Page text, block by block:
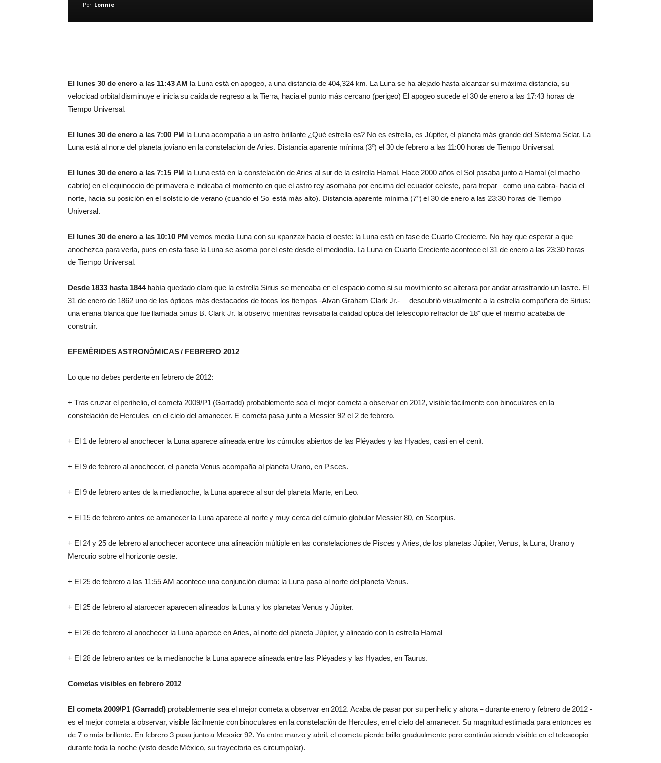
Por Lonnie
El lunes 30 de enero a las 11:43 AM la Luna está en apogeo, a una distancia de 404,324 km. La Luna se ha alejado hasta alcanzar su máxima distancia, su
velocidad orbital disminuye e inicia su caída de regreso a la Tierra, hacia el punto más cercano (perigeo) El apogeo sucede el 30 de enero a las 17:43 horas de
Tiempo Universal.
El lunes 30 de enero a las 7:00 PM la Luna acompaña a un astro brillante ¿Qué estrella es? No es estrella, es Júpiter, el planeta más grande del Sistema Solar. La
Luna está al norte del planeta joviano en la constelación de Aries. Distancia aparente mínima (3º) el 30 de febrero a las 11:00 horas de Tiempo Universal.
El lunes 30 de enero a las 7:15 PM la Luna está en la constelación de Aries al sur de la estrella Hamal. Hace 2000 años el Sol pasaba junto a Hamal (el macho
cabrío) en el equinoccio de primavera e indicaba el momento en que el astro rey asomaba por encima del ecuador celeste, para trepar –como una cabra- hacia el
norte, hacia su posición en el solsticio de verano (cuando el Sol está más alto). Distancia aparente mínima (7º) el 30 de enero a las 23:30 horas de Tiempo
Universal.
El lunes 30 de enero a las 10:10 PM vemos media Luna con su «panza» hacia el oeste: la Luna está en fase de Cuarto Creciente. No hay que esperar a que
anochezca para verla, pues en esta fase la Luna se asoma por el este desde el mediodía. La Luna en Cuarto Creciente acontece el 31 de enero a las 23:30 horas
de Tiempo Universal.
Desde 1833 hasta 1844había quedado claro que la estrella Sirius se meneaba en el espacio como si su movimiento se alterara por andar arrastrando un lastre. El
31 de enero de 1862 uno de los ópticos más destacados de todos los tiempos -Alvan Graham Clark Jr.- descubrió visualmente a la estrella compañera de Sirius:
una enana blanca que fue llamada Sirius B. Clark Jr. la observó mientras revisaba la calidad óptica del telescopio refractor de 18″ que él mismo acababa de
construir.
EFEMÉRIDES ASTRONÓMICAS / FEBRERO 2012
Lo que no debes perderte en febrero de 2012:
+ Tras cruzar el perihelio, el cometa 2009/P1 (Garradd) probablemente sea el mejor cometa a observar en 2012, visible fácilmente con binoculares en la
constelación de Hercules, en el cielo del amanecer. El cometa pasa junto a Messier 92 el 2 de febrero.
+ El 1 de febrero al anochecer la Luna aparece alineada entre los cúmulos abiertos de las Pléyades y las Hyades, casi en el cenit.
+ El 9 de febrero al anochecer, el planeta Venus acompaña al planeta Urano, en Pisces.
+ El 9 de febrero antes de la medianoche, la Luna aparece al sur del planeta Marte, en Leo.
+ El 15 de febrero antes de amanecer la Luna aparece al norte y muy cerca del cúmulo globular Messier 80, en Scorpius.
+ El 24 y 25 de febrero al anochecer acontece una alineación múltiple en las constelaciones de Pisces y Aries, de los planetas Júpiter, Venus, la Luna, Urano y
Mercurio sobre el horizonte oeste.
+ El 25 de febrero a las 11:55 AM acontece una conjunción diurna: la Luna pasa al norte del planeta Venus.
+ El 25 de febrero al atardecer aparecen alineados la Luna y los planetas Venus y Júpiter.
+ El 26 de febrero al anochecer la Luna aparece en Aries, al norte del planeta Júpiter, y alineado con la estrella Hamal
+ El 28 de febrero antes de la medianoche la Luna aparece alineada entre las Pléyades y las Hyades, en Taurus.
Cometas visibles en febrero 2012
El cometa 2009/P1 (Garradd) probablemente sea el mejor cometa a observar en 2012. Acaba de pasar por su perihelio y ahora – durante enero y febrero de 2012 -
es el mejor cometa a observar, visible fácilmente con binoculares en la constelación de Hercules, en el cielo del amanecer. Su magnitud estimada para entonces es
de 7 o más brillante. En febrero 3 pasa junto a Messier 92. Ya entre marzo y abril, el cometa pierde brillo gradualmente pero continúa siendo visible en el telescopio
durante toda la noche (visto desde México, su trayectoria es circumpolar).